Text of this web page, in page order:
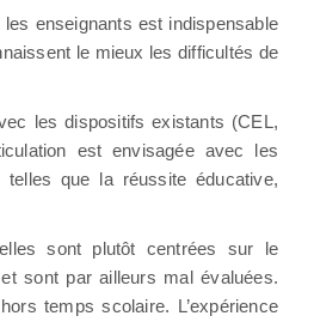
enseignants est indispensable
le mieux les difficultés de
les dispositifs existants (CEL,
est envisagée avec les
telles que la réussite éducative,
sont plutôt centrées sur le
sont par ailleurs mal évaluées.
temps scolaire. L’expérience